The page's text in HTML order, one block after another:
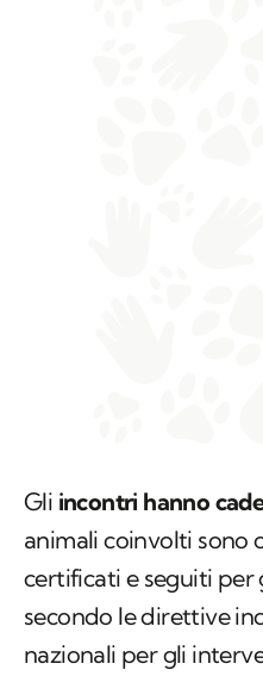
Gli incontri hanno
animali coinvolti sono
certificati e seguiti per
secondo le direttive
nazionali per gli